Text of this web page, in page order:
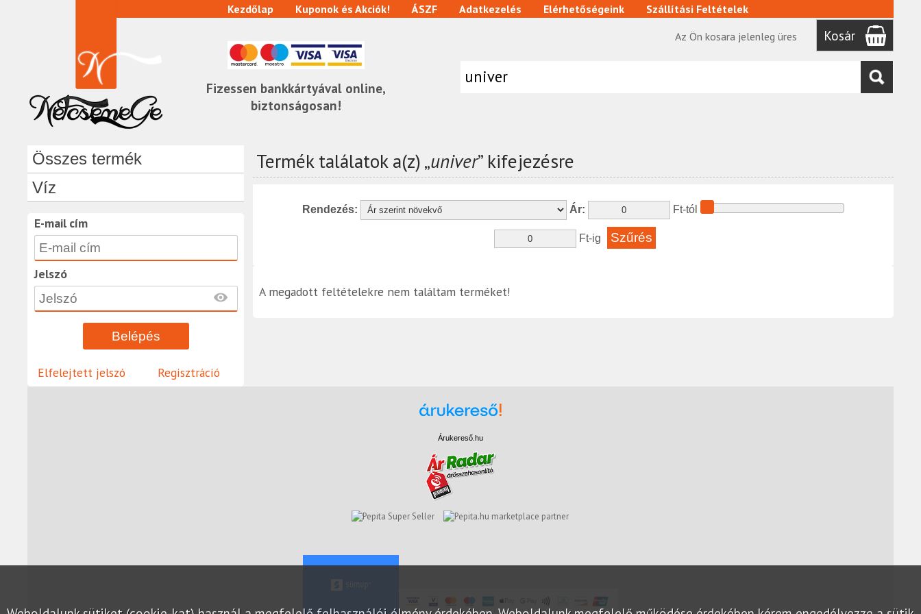
Fizessen bankkártyával online,
biztonságosan!
Kezdőlap Kuponok és Akciók! ÁSZF Adatkezelés Elérhetőségeink
Szállítási Feltételek
Az Ön kosara jelenleg üres
Kosár
Összes termék
Víz
E-mail cím
Jelszó
Elfelejtett jelszó Regisztráció
Termék találatok a(z) „univer” kifejezésre
Rendezés: Ár: Ft-tól
Ft-ig
A megadott feltételekre nem találtam terméket!
Árukereső.hu
marketplace partner